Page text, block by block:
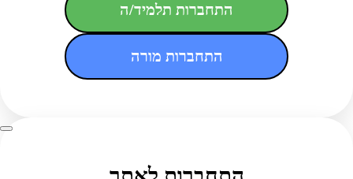
התחברות תלמיד/ה
התחברות מורה